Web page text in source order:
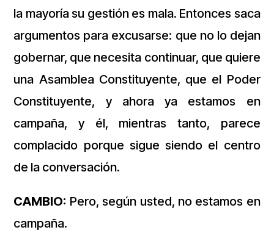
la mayoría su gestión es mala. Entonces saca
argumentos para excusarse: que no lo dejan
gobernar, que necesita continuar, que quiere
una Asamblea Constituyente, que el Poder
Constituyente, y ahora ya estamos en
campaña, y él, mientras tanto, parece
complacido porque sigue siendo el centro
de la conversación.
CAMBIO: Pero, según usted, no estamos en
campaña.